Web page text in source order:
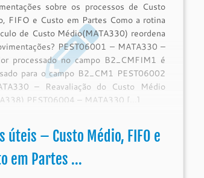
sobre os processos de Custo
FIFO e Custo em Partes Como a rotina
de Custo Médio(MATA330) reordena
PEST06001 – MATA330 –
processado no campo B2_CMFIM1 é
para o campo B2_CM1 PEST06002
– Reavaliação do Custo Médio
PEST06004 – MATA330 […]
úteis – Custo Médio, FIFO e
em Partes ...